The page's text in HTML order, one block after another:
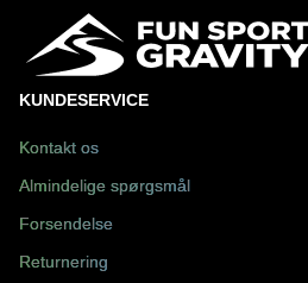
KUNDESERVICE
Kontakt os
Almindelige spørgsmål
Forsendelse
Returnering